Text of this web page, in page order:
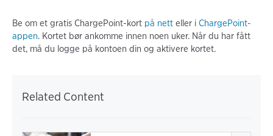
Be om et gratis ChargePoint-kort på nett eller i ChargePoint-
appen. Kortet bør ankomme innen noen uker. Når du har fått
det, må du logge på kontoen din og aktivere kortet.
Related Content